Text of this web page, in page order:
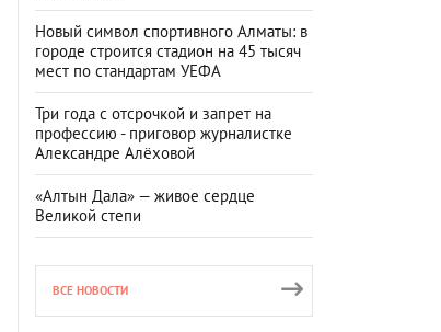
Новый символ спортивного Алматы: в
городе строится стадион на 45 тысяч
мест по стандартам УЕФА
Три года с отсрочкой и запрет на
профессию - приговор журналистке
Александре Алёховой
«Алтын Дала» — живое сердце
Великой степи
ВСЕ НОВОСТИ